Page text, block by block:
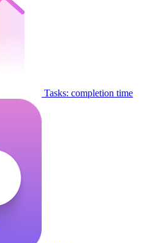
Tasks: completion time